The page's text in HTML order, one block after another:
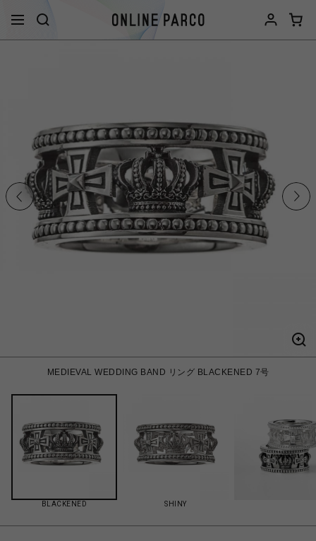
MEDIEVAL WEDDING BAND リング BLACKENED 7号
BLACKENED SHINY